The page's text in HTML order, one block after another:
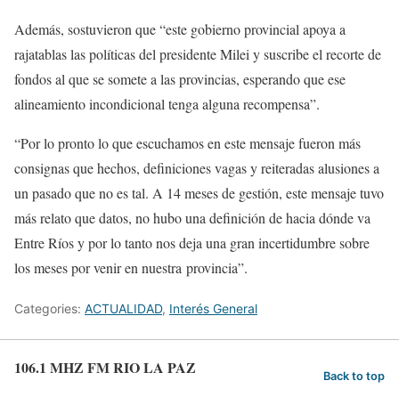
Además, sostuvieron que “este gobierno provincial apoya a
rajatablas las políticas del presidente Milei y suscribe el recorte de
fondos al que se somete a las provincias, esperando que ese
alineamiento incondicional tenga alguna recompensa”.
“Por lo pronto lo que escuchamos en este mensaje fueron más
consignas que hechos, definiciones vagas y reiteradas alusiones a
un pasado que no es tal. A 14 meses de gestión, este mensaje tuvo
más relato que datos, no hubo una definición de hacia dónde va
Entre Ríos y por lo tanto nos deja una gran incertidumbre sobre
los meses por venir en nuestra provincia”.
Categories: ACTUALIDAD, Interés General
106.1 MHZ FM RIO LA PAZ Back to top